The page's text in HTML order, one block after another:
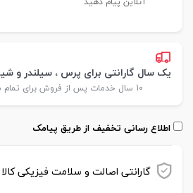
یک سال گارانتی برای پرس ، سیلندر و
10 سال خدمات پس از فروش برای تمام محصولات
اطلاع رسانی تخفیف از طریق پیامک
گارانتی اصالت و سلامت فیزیکی کالا